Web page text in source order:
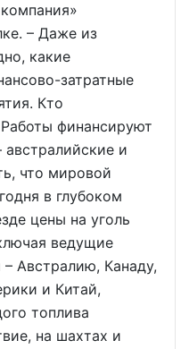
– Даже из
какие
затратные
Кто
финансируют
и
что мировой
в глубоком
цены на уголь
ведущие
Австралию, Канаду,
и Китай,
топлива
на шахтах и